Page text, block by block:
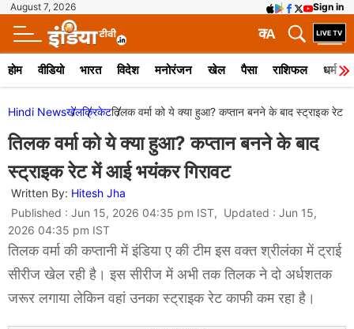
August 7, 2026 Sign in
A
क
होम वीडियो भारत विदेश मनोरंजन खेल पैसा राशिफल धर्म
Hindi Newsखेलक्रिकेटतिलक वर्मा को ये क्या हुआ? कप्तान बनने के बाद स्ट्राइक रेट
तिलक वर्मा को ये क्या हुआ? कप्तान बनने के बाद
स्ट्राइक रेट में आई भयंकर गिरावट
Written By: Hitesh Jha
Published : Jun 15, 2026 04:35 pm IST, Updated : Jun 15,
2026 04:35 pm IST
तिलक वर्मा की कप्तानी में इंडिया ए की टीम इस वक्त श्रीलंका में ट्राई
सीरीज खेल रही है। इस सीरीज में अभी तक तिलक ने दो अर्धशतक
जरूर लगाया लेकिन वहां उनका स्ट्राइक रेट काफी कम रहा है।